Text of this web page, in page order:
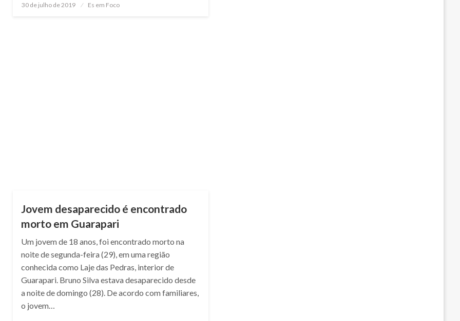
Posted
30 de julho de 2019 Es em Foco
Jovem desaparecido é encontrado
morto em Guarapari
Um jovem de 18 anos, foi encontrado morto na
noite de segunda-feira (29), em uma região
conhecida como Laje das Pedras, interior de
Guarapari. Bruno Silva estava desaparecido desde
a noite de domingo (28). De acordo com familiares,
o jovem…